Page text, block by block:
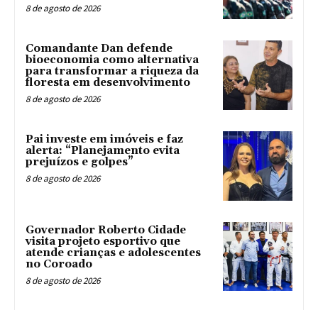
8 de agosto de 2026
Comandante Dan defende
bioeconomia como alternativa
para transformar a riqueza da
floresta em desenvolvimento
8 de agosto de 2026
Pai investe em imóveis e faz
alerta: “Planejamento evita
prejuízos e golpes”
8 de agosto de 2026
Governador Roberto Cidade
visita projeto esportivo que
atende crianças e adolescentes
no Coroado
8 de agosto de 2026